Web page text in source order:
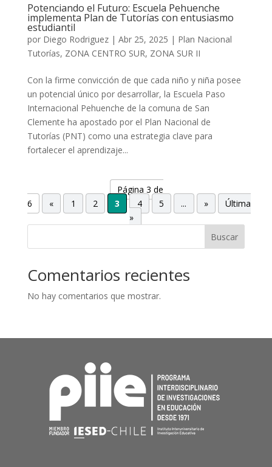
Potenciando el Futuro: Escuela Pehuenche
implementa Plan de Tutorías con entusiasmo
estudiantil
por Diego Rodriguez| Abr 25, 2025 | Plan Nacional
Tutorías, ZONA CENTRO SUR, ZONA SUR II
Con la firme convicción de que cada niño y niña posee
un potencial único por desarrollar, la Escuela Paso
Internacional Pehuenche de la comuna de San
Clemente ha apostado por el Plan Nacional de
Tutorías (PNT) como una estrategia clave para
fortalecer el aprendizaje...
Página 3 de
6
« 1 2 3 4 5 ... »
Última
»
Buscar
Comentarios recientes
No hay comentarios que mostrar.